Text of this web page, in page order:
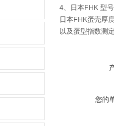
4、日本FHK 型
日本FHK蛋壳厚
以及蛋型指数测
您的